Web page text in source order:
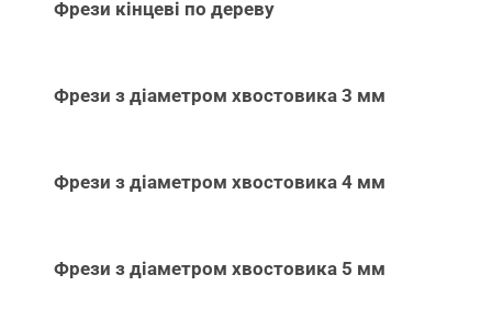
Фрези кінцеві по дереву
Фрези з діаметром хвостовика 3 мм
Фрези з діаметром хвостовика 4 мм
Фрези з діаметром хвостовика 5 мм